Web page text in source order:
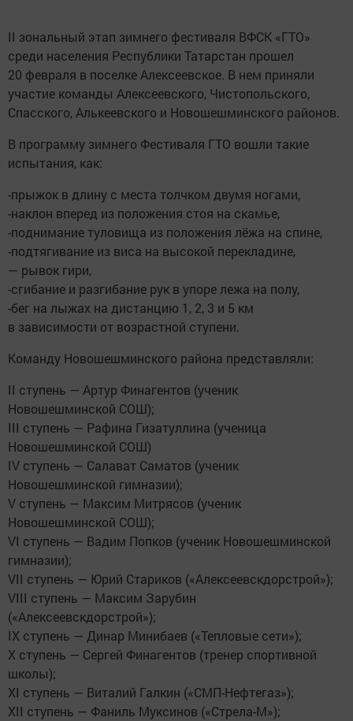
II зональный этап зимнего фестиваля ВФСК «ГТО»
среди населения Республики Татарстан прошел
20 февраля в поселке Алексеевское. В нем приняли
участие команды Алексеевского, Чистопольского,
Спасского, Алькеевского и Новошешминского районов.
В программу зимнего Фестиваля ГТО вошли такие
испытания, как:
-прыжок в длину с места толчком двумя ногами,
-наклон вперед из положения стоя на скамье,
-поднимание туловища из положения лёжа на спине,
-подтягивание из виса на высокой перекладине,
— рывок гири,
-сгибание и разгибание рук в упоре лежа на полу,
-бег на лыжах на дистанцию 1, 2, 3 и 5 км
в зависимости от возрастной ступени.
Команду Новошешминского района представляли:
II ступень — Артур Финагентов (ученик
Новошешминской СОШ);
III ступень — Рафина Гизатуллина (ученица
Новошешминской СОШ)
IV ступень — Салават Саматов (ученик
Новошешминской гимназии);
V ступень — Максим Митрясов (ученик
Новошешминской СОШ);
VI ступень — Вадим Попков (ученик Новошешминской
гимназии);
VII ступень — Юрий Стариков («Алексеевскдорстрой»);
VIII ступень — Максим Зарубин
(«Алексеевскдорстрой»);
IX ступень — Динар Минибаев («Тепловые сети»);
X ступень — Сергей Финагентов (тренер спортивной
школы);
XI ступень — Виталий Галкин («СМП-Нефтегаз»);
XII ступень — Фаниль Муксинов («Стрела-М»);